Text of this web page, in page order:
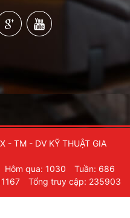
- TM - DV KỸ THUẬT GIA
Hôm qua: 1030
Tuần: 686
Tổng truy cập: 235903